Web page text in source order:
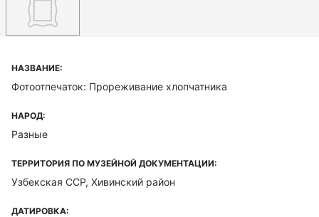
НАЗВАНИЕ:
Фотоотпечаток: Прореживание хлопчатника
НАРОД:
Разные
ТЕРРИТОРИЯ ПО МУЗЕЙНОЙ ДОКУМЕНТАЦИИ:
Узбекская ССР, Хивинский район
ДАТИРОВКА: